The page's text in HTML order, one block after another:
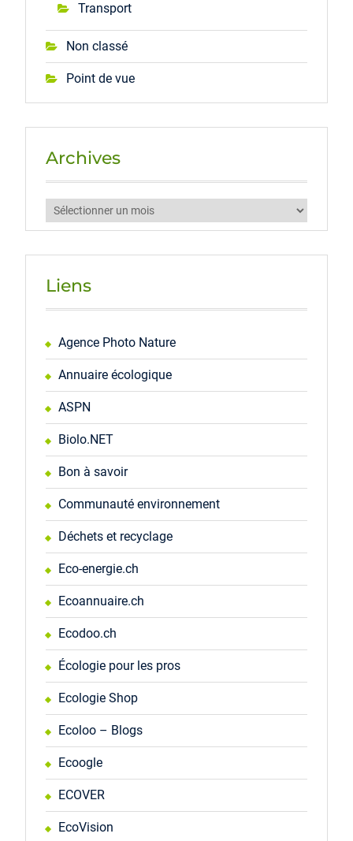
Transport
Non classé
Point de vue
Archives
Archives
Liens
Agence Photo Nature
Annuaire écologique
ASPN
Biolo.NET
Bon à savoir
Communauté environnement
Déchets et recyclage
Eco-energie.ch
Ecoannuaire.ch
Ecodoo.ch
Écologie pour les pros
Ecologie Shop
Ecoloo – Blogs
Ecoogle
ECOVER
EcoVision